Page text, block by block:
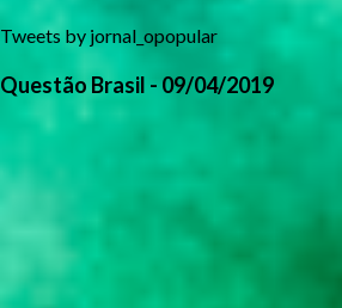
Tweets by jornal_opopular
Questão Brasil - 09/04/2019